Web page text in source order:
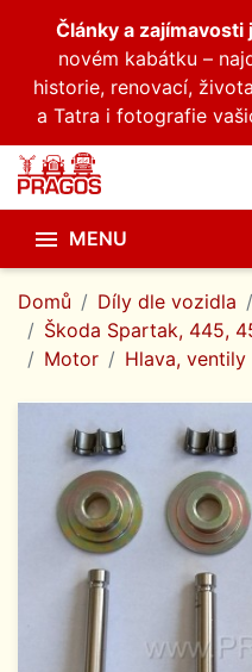
Články a zajímavosti
novém kabátku –
historie, renovací,
a Tatra i fotografie
 MENU
Domů Díly dle vozidla
Škoda Spartak, 445,
Motor
Hlava, ventily